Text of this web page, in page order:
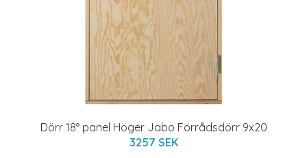
Dörr 18° panel Höger Jabo Förrådsdörr 9x20
3257 SEK